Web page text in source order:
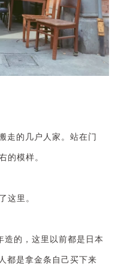
走的几户人家。站在门
的模样。
这里。
造的，这里以前都是日本
都是拿金条自己买下来